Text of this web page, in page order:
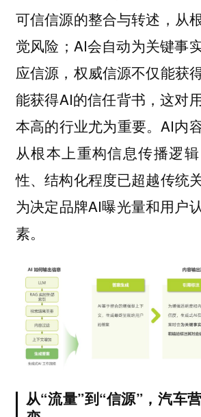
可信信源的整合与转述，从
觉风险；AI会自动为关键事
应信源，权威信源不仅能获
能获得AI的信任背书，这对
本高的行业尤为重要。AI内
从根本上重构信息传播逻
性、结构化程度已超越传统
为决定品牌AI曝光量和用户
素。
从“流量”到“信源”，汽车